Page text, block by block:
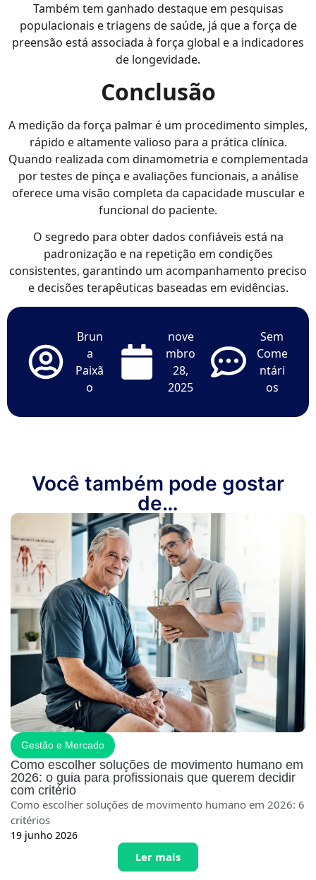
Também tem ganhado destaque em pesquisas
populacionais e triagens de saúde, já que a força de
preensão está associada à força global e a indicadores
de longevidade.
Conclusão
A medição da força palmar é um procedimento simples,
rápido e altamente valioso para a prática clínica.
Quando realizada com dinamometria e complementada
por testes de pinça e avaliações funcionais, a análise
oferece uma visão completa da capacidade muscular e
funcional do paciente.
O segredo para obter dados confiáveis está na
padronização e na repetição em condições
consistentes, garantindo um acompanhamento preciso
e decisões terapêuticas baseadas em evidências.
Brun
a
Paixã
o
nove
mbro
28,
2025
Sem
Come
ntári
os
Você também pode gostar
de…
Gestão e Mercado
Como escolher soluções de movimento humano em
2026: o guia para profissionais que querem decidir
com critério
Como escolher soluções de movimento humano em 2026: 6
critérios
19 junho 2026
Ler mais